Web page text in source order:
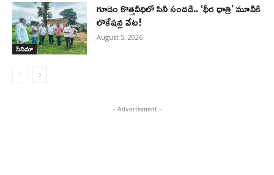
సినిమా
గూడెం కొత్తవీధిలో సినీ సందడి.. ‘ధీర ధాత్రి’ మూవీకి
లొకేషన్ల వేట!
August 5, 2026
- Advertisment -